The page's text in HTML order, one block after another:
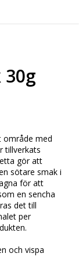
område med
tillverkats
gör att
sötare smak i
för att
en sencha
det till
per
och vispa